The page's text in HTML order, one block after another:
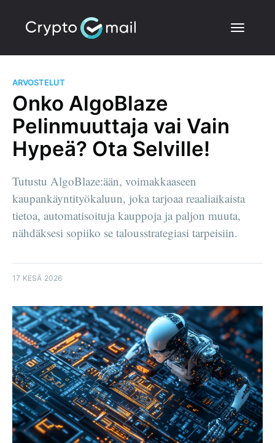
ARVOSTELUT
Onko AlgoBlaze
Pelinmuuttaja vai Vain
Hypeä? Ota Selville!
Tutustu AlgoBlaze:ään, voimakkaaseen
kaupankäyntityökaluun, joka tarjoaa reaaliaikaista
tietoa, automatisoituja kauppoja ja paljon muuta,
nähdäksesi sopiiko se talousstrategiasi tarpeisiin.
17 KESÄ 2026